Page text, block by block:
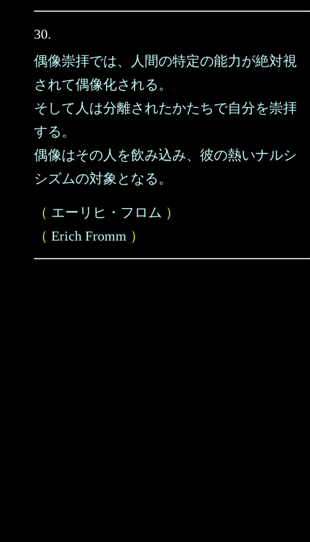
30.
偶像崇拝では、人間の特定の能力が絶対視
されて偶像化される。
そして人は分離されたかたちで自分を崇拝
する。
偶像はその人を飲み込み、彼の熱いナルシ
シズムの対象となる。
（ エーリヒ・フロム ）
（ Erich Fromm ）